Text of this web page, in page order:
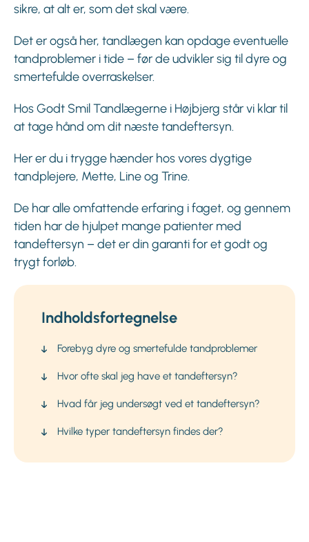
sikre, at alt er, som det skal være.
Det er også her, tandlægen kan opdage eventuelle
tandproblemer i tide – før de udvikler sig til dyre og
smertefulde overraskelser.
Hos Godt Smil Tandlægerne i Højbjerg står vi klar til
at tage hånd om dit næste tandeftersyn.
Her er du i trygge hænder hos vores dygtige
tandplejere, Mette, Line og Trine.
De har alle omfattende erfaring i faget, og gennem
tiden har de hjulpet mange patienter med
tandeftersyn – det er din garanti for et godt og
trygt forløb.
Indholdsfortegnelse
Forebyg dyre og smertefulde tandproblemer
Hvor ofte skal jeg have et tandeftersyn?
Hvad får jeg undersøgt ved et tandeftersyn?
Hvilke typer tandeftersyn findes der?